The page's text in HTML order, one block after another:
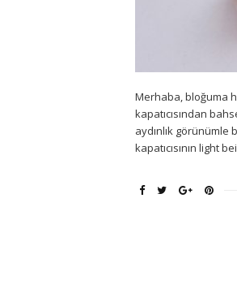
Merhaba, bloğuma
kapatıcısından
aydınlık görünümle
kapatıcısının light